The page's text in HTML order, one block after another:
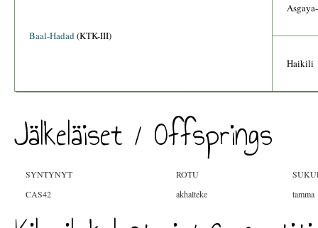
Baal-Hadad (KTK-III)
Haikili
Jälkeläiset / Offsprings
SYNTYNYT ROTU
CAS42
akhalteke tamma